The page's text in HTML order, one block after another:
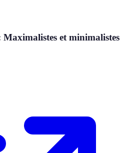
et minimalistes